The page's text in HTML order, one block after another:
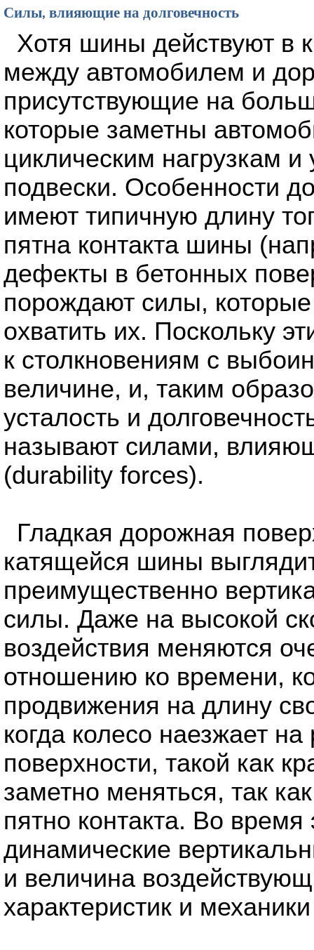
Силы, влияющие на долговечность
Хотя шины действуют в
между автомобилем и
присутствующие на
которые заметны
циклическим нагрузкам и
подвески. Особенности
имеют типичную длину
пятна контакта шины
дефекты в бетонных
порождают силы,
охватить их. Поскольку
к столкновениям с
величине, и, таким
усталость и
называют силами,
(durability forces).
Гладкая дорожная
катящейся шины
преимущественно
силы. Даже на высокой
воздействия меняются
отношению ко времени,
продвижения на длину
когда колесо наезжает
поверхности, такой как
заметно меняться, так
пятно контакта. Во время
динамические
и величина
характеристик и